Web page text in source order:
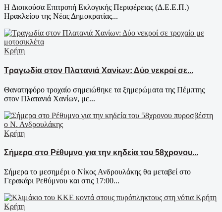
Η Διοικούσα Επιτροπή Εκλογικής Περιφέρειας (Δ.Ε.Ε.Π.)
Ηρακλείου της Νέας Δημοκρατίας...
Κρήτη
Τραγωδία στον Πλατανιά Χανίων: Δύο νεκροί σε...
Θανατηφόρο τροχαίο σημειώθηκε τα ξημερώματα της Πέμπτης
στον Πλατανιά Χανίων, με...
Κρήτη
Σήμερα στο Ρέθυμνο για την κηδεία του 58χρονου...
Σήμερα το μεσημέρι ο Νίκος Ανδρουλάκης θα μεταβεί στο
Γερακάρι Ρεθύμνου και στις 17:00...
Κρήτη